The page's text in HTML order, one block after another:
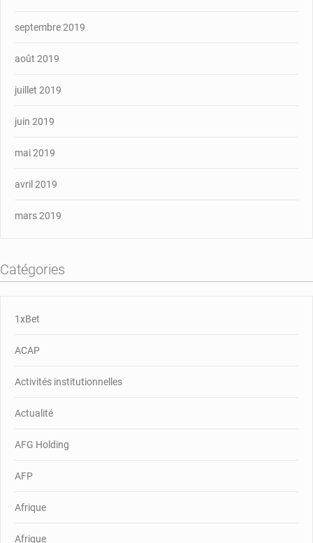
septembre 2019
août 2019
juillet 2019
juin 2019
mai 2019
avril 2019
mars 2019
Catégories
1xBet
ACAP
Activités institutionnelles
Actualité
AFG Holding
AFP
Afrique
Afrique